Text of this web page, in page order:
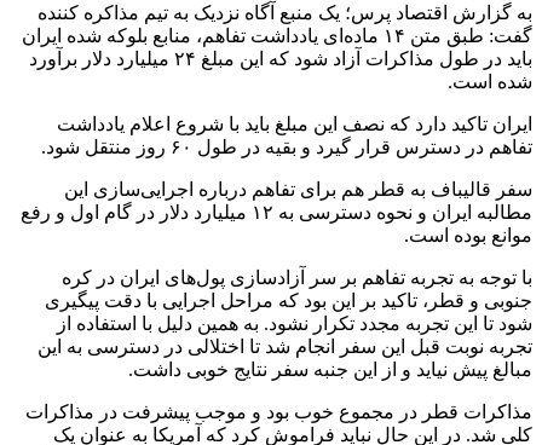
به گزارش اقتصاد پرس؛ یک منبع آگاه نزدیک به تیم مذاکره کننده
گفت: طبق متن ۱۴ ماده‌ای یادداشت تفاهم، منابع بلوکه شده ایران
باید در طول مذاکرات آزاد شود که این مبلغ ۲۴ میلیارد دلار برآورد
شده است.
ایران تاکید دارد که نصف این مبلغ باید با شروع اعلام یادداشت
تفاهم در دسترس قرار گیرد و بقیه در طول ۶۰ روز منتقل شود.
سفر قالیباف به قطر هم برای تفاهم درباره اجرایی‌سازی این
مطالبه ایران و نحوه دسترسی به ۱۲ میلیارد دلار در گام اول و رفع
موانع بوده است.
با توجه به تجربه تفاهم بر سر آزادسازی پول‌های ایران در کره
جنوبی و قطر، تاکید بر این بود که مراحل اجرایی با دقت پیگیری
شود تا این تجربه مجدد تکرار نشود. به همین دلیل با استفاده از
تجربه نوبت قبل این سفر انجام شد تا اختلالی در دسترسی به این
مبالغ پیش نیاید و از این جنبه سفر نتایج خوبی داشت.
مذاکرات قطر در مجموع خوب بود و موجب پیشرفت در مذاکرات
کلی شد. در این حال نباید فراموش کرد که آمریکا به عنوان یک